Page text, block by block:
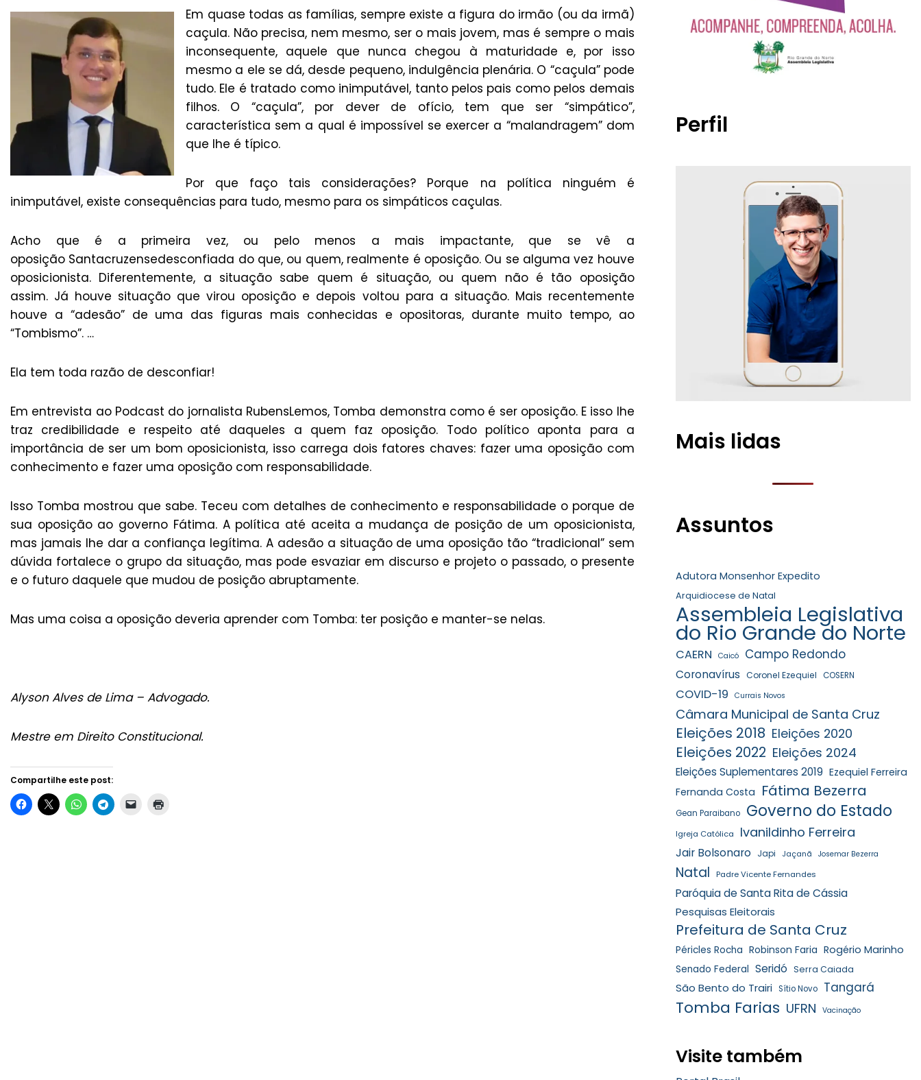
Em quase todas as famílias, sempre existe a figura do irmão (ou da irmã)
caçula. Não precisa, nem mesmo, ser o mais jovem, mas é sempre o mais
inconsequente, aquele que nunca chegou à maturidade e, por isso
mesmo a ele se dá, desde pequeno, indulgência plenária. O “caçula” pode
tudo. Ele é tratado como inimputável, tanto pelos pais como pelos demais
filhos. O “caçula”, por dever de ofício, tem que ser “simpático”,
característica sem a qual é impossível se exercer a “malandragem” dom
que lhe é típico.
Por que faço tais considerações? Porque na política ninguém é
inimputável, existe consequências para tudo, mesmo para os simpáticos caçulas.
Acho que é a primeira vez, ou pelo menos a mais impactante, que se vê a
oposição Santacruzensedesconfiada do que, ou quem, realmente é oposição. Ou se alguma vez houve
oposicionista. Diferentemente, a situação sabe quem é situação, ou quem não é tão oposição
assim. Já houve situação que virou oposição e depois voltou para a situação. Mais recentemente
houve a “adesão” de uma das figuras mais conhecidas e opositoras, durante muito tempo, ao
“Tombismo”. …
Ela tem toda razão de desconfiar!
Em entrevista ao Podcast do jornalista RubensLemos, Tomba demonstra como é ser oposição. E isso lhe
traz credibilidade e respeito até daqueles a quem faz oposição. Todo político aponta para a
importância de ser um bom oposicionista, isso carrega dois fatores chaves: fazer uma oposição com
conhecimento e fazer uma oposição com responsabilidade.
Isso Tomba mostrou que sabe. Teceu com detalhes de conhecimento e responsabilidade o porque de
sua oposição ao governo Fátima. A política até aceita a mudança de posição de um oposicionista,
mas jamais lhe dar a confiança legítima. A adesão a situação de uma oposição tão “tradicional” sem
dúvida fortalece o grupo da situação, mas pode esvaziar em discurso e projeto o passado, o presente
e o futuro daquele que mudou de posição abruptamente.
Mas uma coisa a oposição deveria aprender com Tomba: ter posição e manter-se nelas.
Alyson Alves de Lima – Advogado.
Mestre em Direito Constitucional.
Compartilhe este post:
Perfil
Mais lidas
Assuntos
Adutora Monsenhor Expedito
Arquidiocese de Natal
Assembleia Legislativa
do Rio Grande do Norte
CAERN Caicó Campo Redondo
Coronavírus Coronel Ezequiel COSERN
COVID-19 Currais Novos
Câmara Municipal de Santa Cruz
Eleições 2018 Eleições 2020
Eleições 2022 Eleições 2024
Eleições Suplementares 2019 Ezequiel Ferreira
Fernanda Costa Fátima Bezerra
Gean Paraibano Governo do Estado
Igreja Católica Ivanildinho Ferreira
Jair Bolsonaro Japi Jaçanã Josemar Bezerra
Natal Padre Vicente Fernandes
Paróquia de Santa Rita de Cássia
Pesquisas Eleitorais
Prefeitura de Santa Cruz
Péricles Rocha Robinson Faria Rogério Marinho
Senado Federal Seridó Serra Caiada
São Bento do Trairi Sítio Novo Tangará
Tomba Farias UFRN Vacinação
Visite também